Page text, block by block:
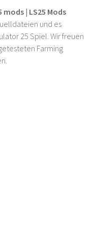
| LS25 Mods
und es
25 Spiel. Wir freuen
Farming